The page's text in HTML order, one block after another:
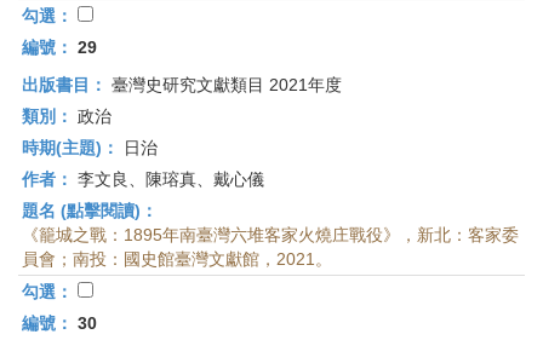
勾選：
編號： 29
出版書目： 臺灣史研究文獻類目 2021年度
類別： 政治
時期(主題)：
日治
作者： 李文良、陳瑢真、戴心儀
題名 (點擊閱讀)：
《籠城之戰：1895年南臺灣六堆客家火燒庄戰役》，新北：客家委
員會；南投：國史館臺灣文獻館，2021。
勾選：
編號： 30